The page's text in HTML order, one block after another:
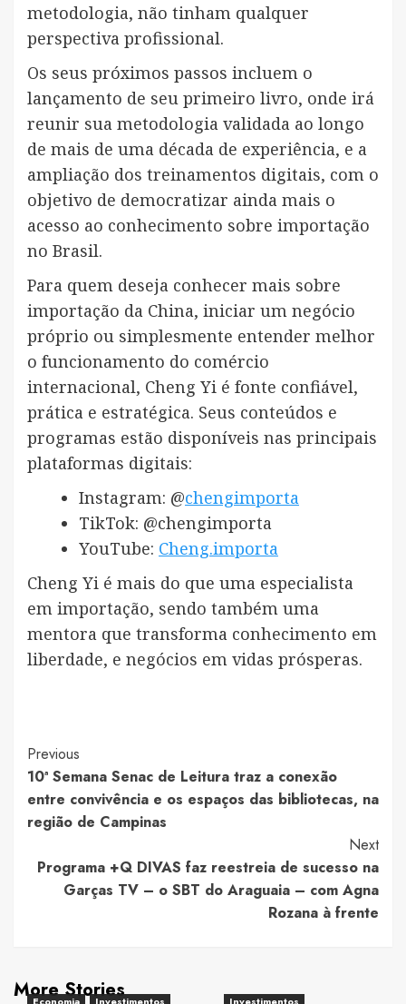
metodologia, não tinham qualquer
perspectiva profissional.
Os seus próximos passos incluem o
lançamento de seu primeiro livro, onde irá
reunir sua metodologia validada ao longo
de mais de uma década de experiência, e a
ampliação dos treinamentos digitais, com o
objetivo de democratizar ainda mais o
acesso ao conhecimento sobre importação
no Brasil.
Para quem deseja conhecer mais sobre
importação da China, iniciar um negócio
próprio ou simplesmente entender melhor
o funcionamento do comércio
internacional, Cheng Yi é fonte confiável,
prática e estratégica. Seus conteúdos e
programas estão disponíveis nas principais
plataformas digitais:
Instagram: @chengimporta
TikTok: @chengimporta
YouTube: Cheng.importa
Cheng Yi é mais do que uma especialista
em importação, sendo também uma
mentora que transforma conhecimento em
liberdade, e negócios em vidas prósperas.
Post
Navigation
Previous
10ª Semana Senac de Leitura traz a conexão
entre convivência e os espaços das bibliotecas, na
região de Campinas
Next
Programa +Q DIVAS faz reestreia de sucesso na
Garças TV – o SBT do Araguaia – com Agna
Rozana à frente
More Stories